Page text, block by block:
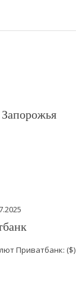
Приватбанк: ($)